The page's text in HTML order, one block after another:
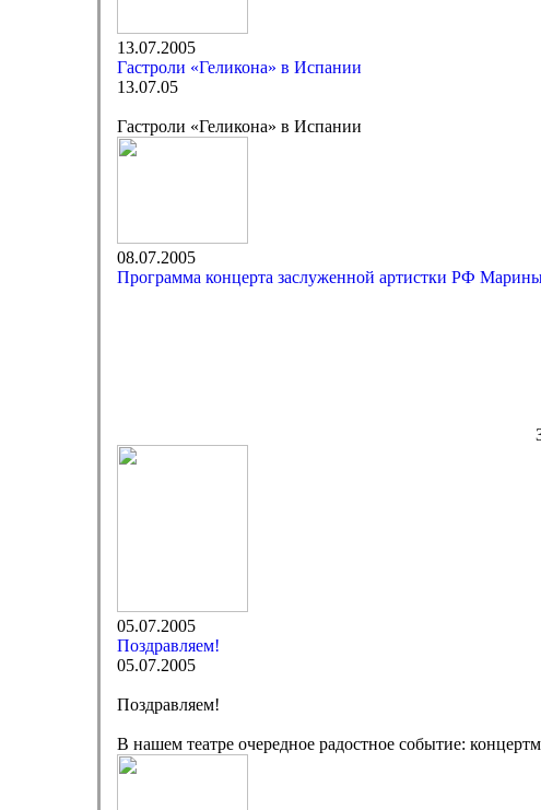
13.07.2005
Гастроли «Геликона» в Испании
13.07.05
Гастроли «Геликона» в Испании
08.07.2005
Программа концерта заслуженной артистки РФ
05.07.2005
Поздравляем!
05.07.2005
Поздравляем!
В нашем театре очередное радостное событие: